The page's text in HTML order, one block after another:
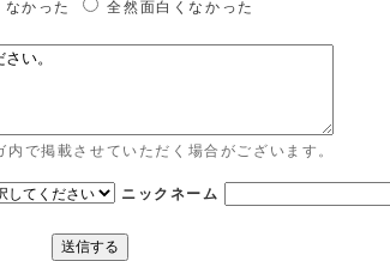
なかった
全然面白くなかった
で掲載させていただく場合がございます。
ニックネーム